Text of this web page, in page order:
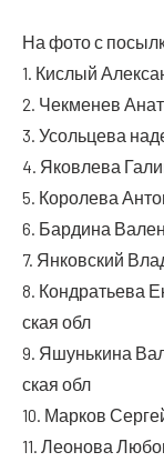
На фото с
1. Кис­лый
2. Чек­ме­нев
3. Усоль­це­ва
4. Яко­вле­ва
5. Коро­ле­ва
6. Бар­ди­на
7. Янков­ский
8. Кон­дра­тье­ва
ская обл
9. Яшунь­ки­на
ская обл
10. Мар­ков
11. Лео­но­ва